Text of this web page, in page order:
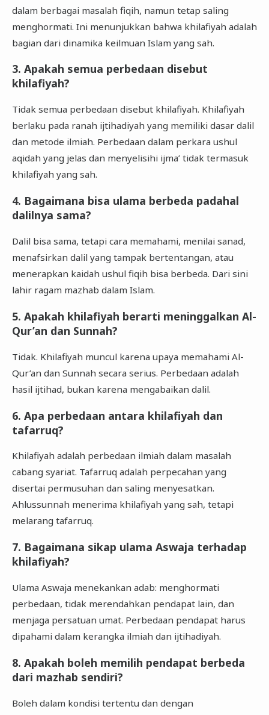
dalam berbagai masalah fiqih, namun tetap saling
menghormati. Ini menunjukkan bahwa khilafiyah adalah
bagian dari dinamika keilmuan Islam yang sah.
3. Apakah semua perbedaan disebut
khilafiyah?
Tidak semua perbedaan disebut khilafiyah. Khilafiyah
berlaku pada ranah ijtihadiyah yang memiliki dasar dalil
dan metode ilmiah. Perbedaan dalam perkara ushul
aqidah yang jelas dan menyelisihi ijma’ tidak termasuk
khilafiyah yang sah.
4. Bagaimana bisa ulama berbeda padahal
dalilnya sama?
Dalil bisa sama, tetapi cara memahami, menilai sanad,
menafsirkan dalil yang tampak bertentangan, atau
menerapkan kaidah ushul fiqih bisa berbeda. Dari sini
lahir ragam mazhab dalam Islam.
5. Apakah khilafiyah berarti meninggalkan Al-
Qur’an dan Sunnah?
Tidak. Khilafiyah muncul karena upaya memahami Al-
Qur’an dan Sunnah secara serius. Perbedaan adalah
hasil ijtihad, bukan karena mengabaikan dalil.
6. Apa perbedaan antara khilafiyah dan
tafarruq?
Khilafiyah adalah perbedaan ilmiah dalam masalah
cabang syariat. Tafarruq adalah perpecahan yang
disertai permusuhan dan saling menyesatkan.
Ahlussunnah menerima khilafiyah yang sah, tetapi
melarang tafarruq.
7. Bagaimana sikap ulama Aswaja terhadap
khilafiyah?
Ulama Aswaja menekankan adab: menghormati
perbedaan, tidak merendahkan pendapat lain, dan
menjaga persatuan umat. Perbedaan pendapat harus
dipahami dalam kerangka ilmiah dan ijtihadiyah.
8. Apakah boleh memilih pendapat berbeda
dari mazhab sendiri?
Boleh dalam kondisi tertentu dan dengan